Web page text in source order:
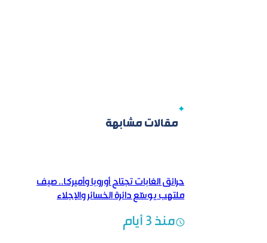
مقالات مشابهة
حرائق الغابات تجتاح أوروبا وأميركا.. صيف
ملتهب يوسّع دائرة الخسائر والإجلاء
منذ 3 أيام